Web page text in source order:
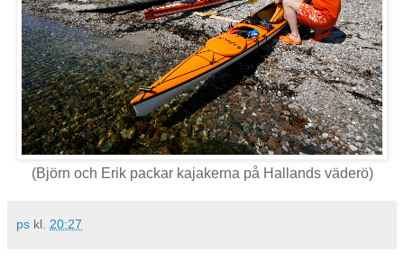
(Björn och Erik packar kajakerna på Hallands väderö)
ps kl. 20:27